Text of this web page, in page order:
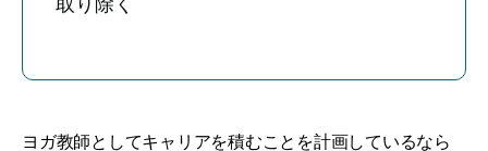
ヨガ教師としてキャリアを積むことを計画しているなら